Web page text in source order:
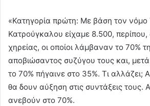
«Κατηγορία πρώτη: Με βάση τον νόμο
Κατρούγκαλου είχαμε 8.500, περίπου,
χηρείας, οι οποίοι λάμβαναν το 70%
αποβιώσαντος συζύγου τους και,
το 70% πήγαινε στο 35%. Τι αλλάζει;
θα δουν αύξηση στις συντάξεις τους.
ανεβούν στο 70%.